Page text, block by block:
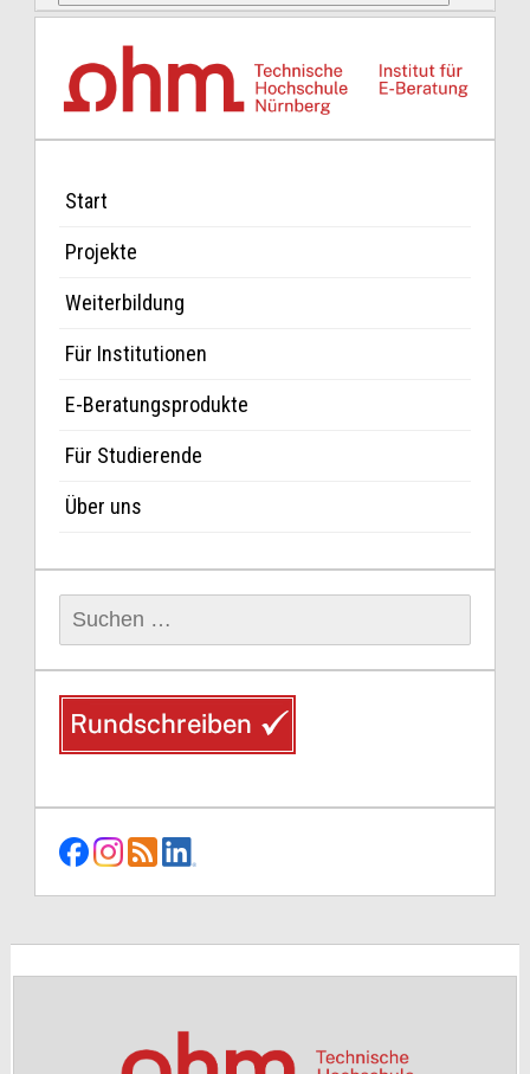
Start
Projekte
Weiterbildung
Für Institutionen
E-Beratungsprodukte
Für Studierende
Über uns
Suchen
nach: